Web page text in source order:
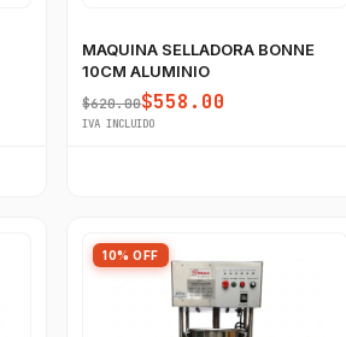
MAQUINA SELLADORA BONNE
10CM ALUMINIO
$620.00$558.00
IVA INCLUIDO
10% OFF